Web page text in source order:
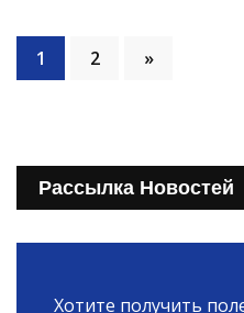
1 2 »
Рассылка Новостей
Хотите получить